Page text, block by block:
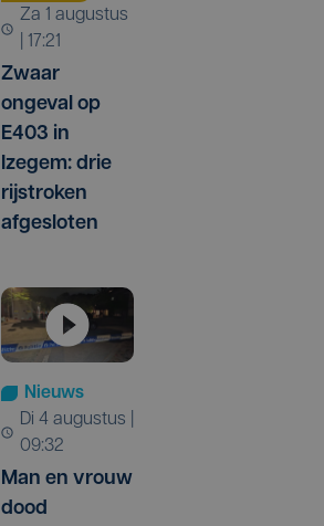
za 1 augustus
| 17:21
Zwaar
ongeval op
E403 in
Izegem: drie
rijstroken
afgesloten
Nieuws
di 4 augustus |
09:32
Man en vrouw
dood